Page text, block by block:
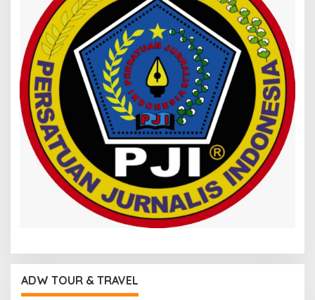
ADW TOUR & TRAVEL